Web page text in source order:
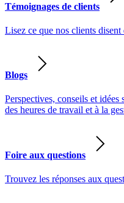
Témoignages de clients
Lisez ce que nos clients disent
Blogs
Perspectives, conseils et
des heures de travail et à la
Foire aux questions
Trouvez les réponses aux